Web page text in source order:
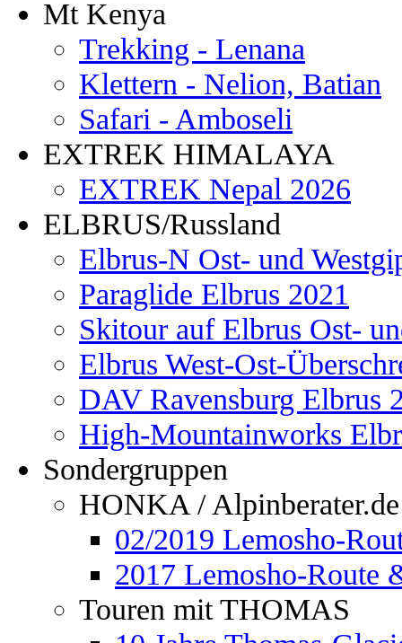
Mt Kenya
Trekking - Lenana
Klettern - Nelion, Batian
Safari - Amboseli
EXTREK HIMALAYA
EXTREK Nepal 2026
ELBRUS/Russland
Elbrus-N Ost- und
Paraglide Elbrus 2021
Skitour auf Elbrus Ost-
Elbrus West-Ost-
DAV Ravensburg Elbrus
High-Mountainworks
Sondergruppen
HONKA / Alpinberater.de
02/2019 Lemosho-
2017 Lemosho-Route
Touren mit THOMAS